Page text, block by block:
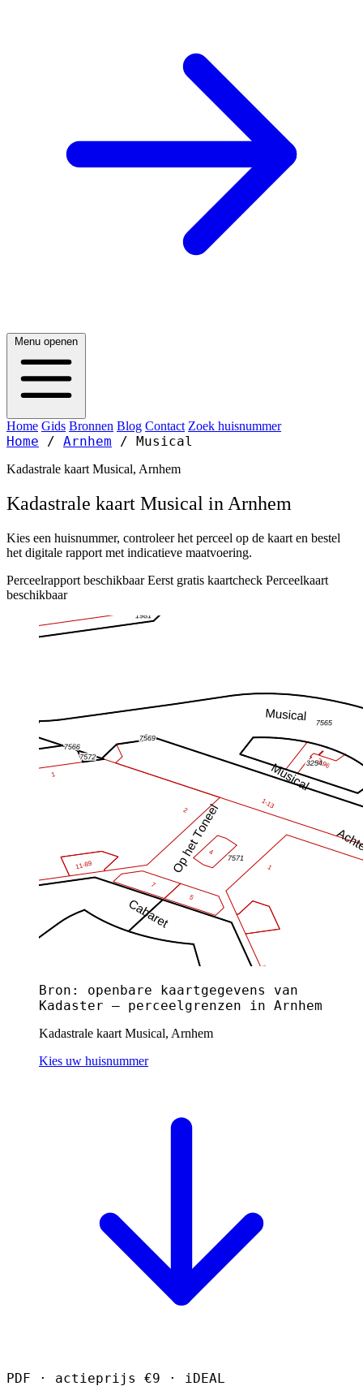
Menu openen
Home Gids Bronnen Blog Contact Zoek huisnummer
Home / Arnhem / Musical
Kadastrale kaart Musical, Arnhem
Kadastrale kaart Musical in Arnhem
Kies een huisnummer, controleer het perceel op de kaart en bestel
het digitale rapport met indicatieve maatvoering.
Perceelrapport beschikbaar Eerst gratis kaartcheck Perceelkaart
beschikbaar
Bron: openbare kaartgegevens van
Kadaster — perceelgrenzen in Arnhem
Kadastrale kaart Musical, Arnhem
Kies uw huisnummer
PDF · actieprijs €9 · iDEAL